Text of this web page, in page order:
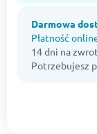
Darmowa
Płatność
14 dni na
Potrzebujesz